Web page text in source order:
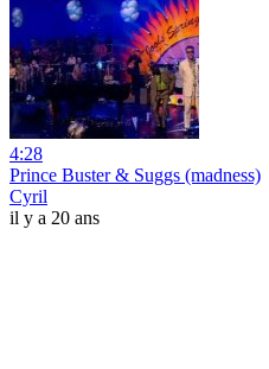
4:28
Prince Buster & Suggs (madness)
Cyril
il y a 20 ans